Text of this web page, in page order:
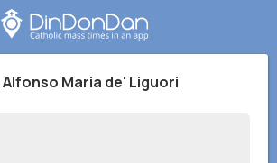
Alfonso Maria de' Liguori